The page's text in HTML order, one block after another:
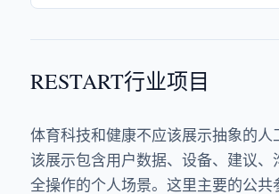
RESTART行业项目
体育科技和健康不应该展示抽象的人
该展示包含用户数据、设备、建议、
全操作的个人场景。这里主要的公共